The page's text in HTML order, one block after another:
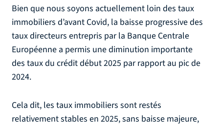
Bien que nous soyons actuellement loin des taux
immobiliers d’avant Covid, la baisse progressive des
taux directeurs entrepris par la Banque Centrale
Européenne a permis une diminution importante
des taux du crédit début 2025 par rapport au pic de
2024.
Cela dit, les taux immobiliers sont restés
relativement stables en 2025, sans baisse majeure,